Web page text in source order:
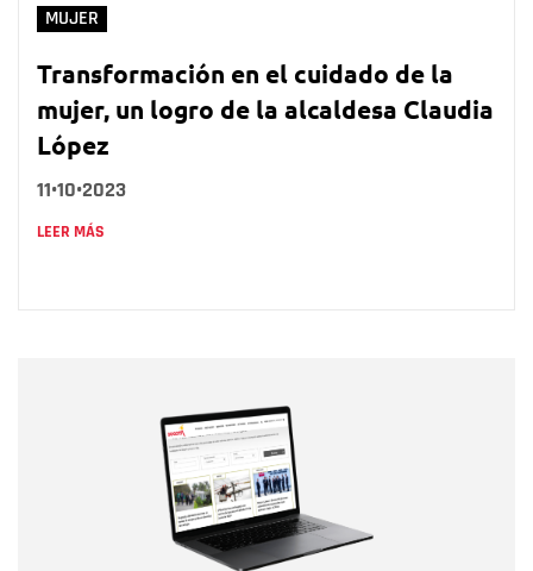
MUJER
Transformación en el cuidado de la
mujer, un logro de la alcaldesa Claudia
López
11•10•2023
LEER MÁS
Correo electrónico
Tipo de comentario